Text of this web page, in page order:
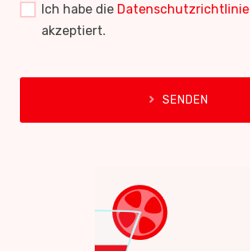
Ich habe die Datenschutzrichtlinie
akzeptiert.
SENDEN